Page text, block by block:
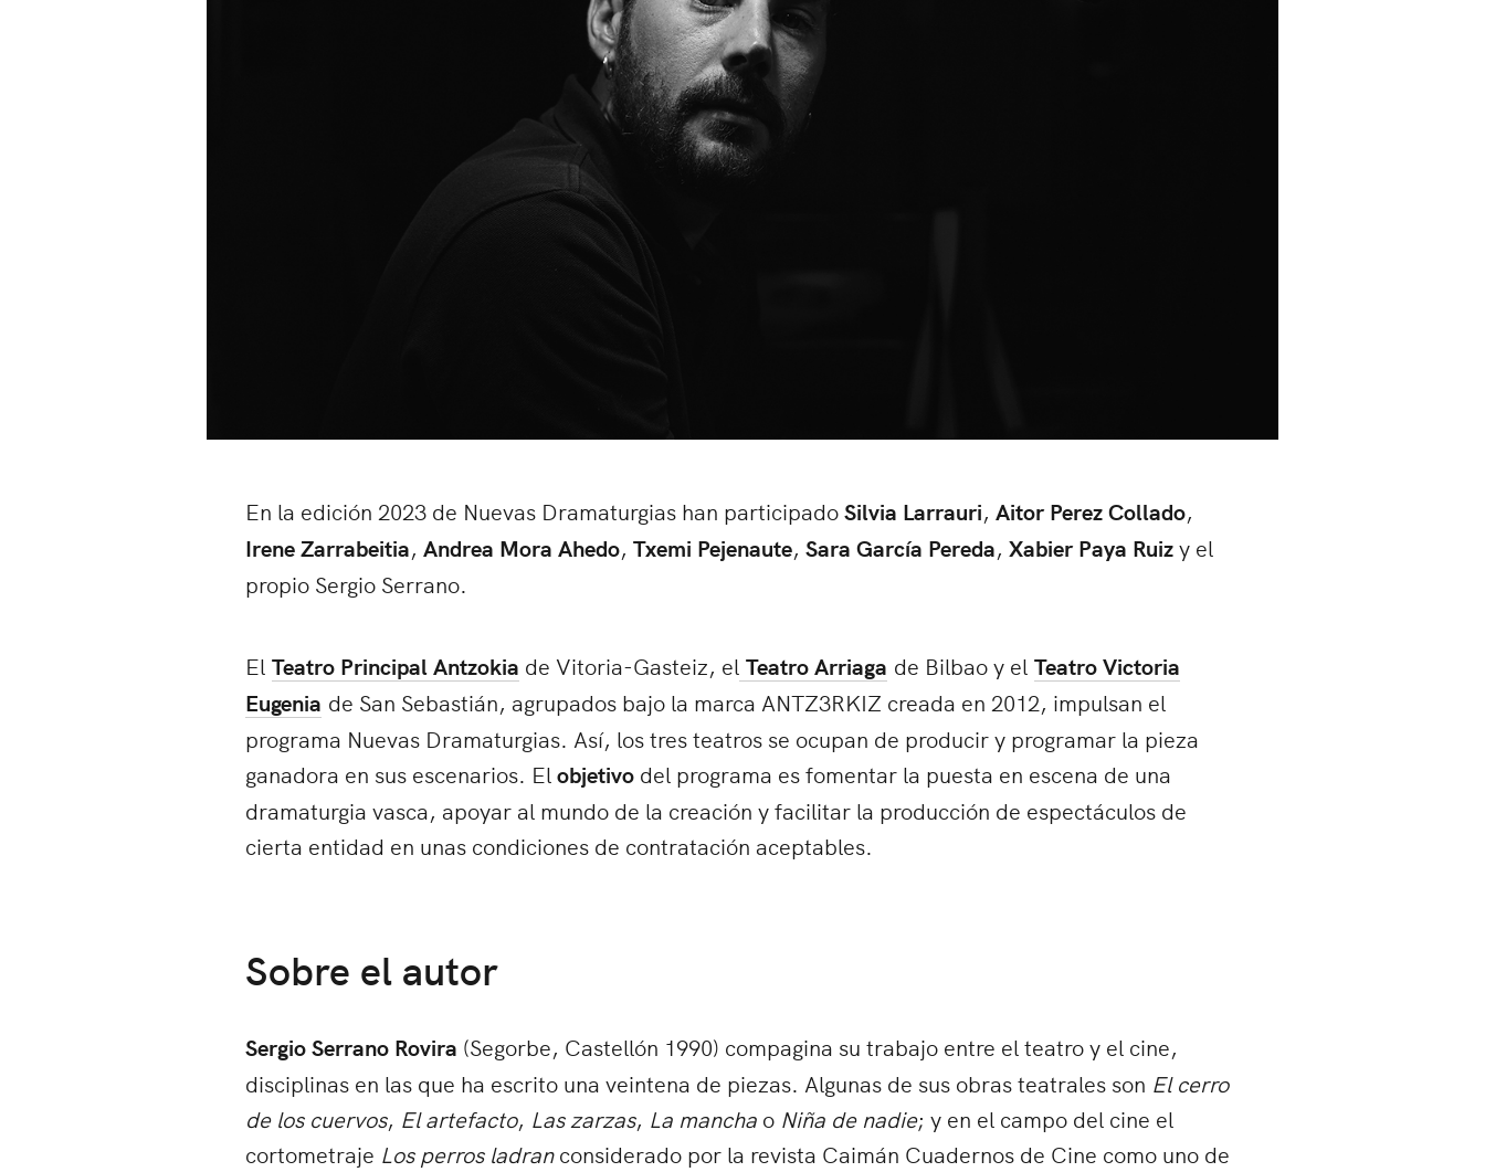
En la edición 2023 de Nuevas Dramaturgias han participadoSilvia Larrauri, Aitor Perez Collado,
Irene Zarrabeitia, Andrea Mora Ahedo, Txemi Pejenaute, Sara García Pereda, Xabier Paya Ruizy el
propio Sergio Serrano.
El Teatro Principal Antzokia de Vitoria-Gasteiz, el Teatro Arriaga de Bilbao y el Teatro Victoria
Eugenia de San Sebastián, agrupados bajo la marca ANTZ3RKIZ creada en 2012, impulsan el
programa Nuevas Dramaturgias. Así, los tres teatros se ocupan de producir y programar la pieza
ganadora en sus escenarios. El objetivo del programa es fomentar la puesta en escena de una
dramaturgia vasca, apoyar al mundo de la creación y facilitar la producción de espectáculos de
cierta entidad en unas condiciones de contratación aceptables.
Sobre el autor
Sergio Serrano Rovira (Segorbe, Castellón 1990) compagina su trabajo entre el teatro y el cine,
disciplinas en las que ha escrito una veintena de piezas. Algunas de sus obras teatrales son El cerro
de los cuervos, El artefacto, Las zarzas, La mancha o Niña de nadie; y en el campo del cine el
cortometraje Los perros ladranconsiderado por la revista Caimán Cuadernos de Cine como uno de